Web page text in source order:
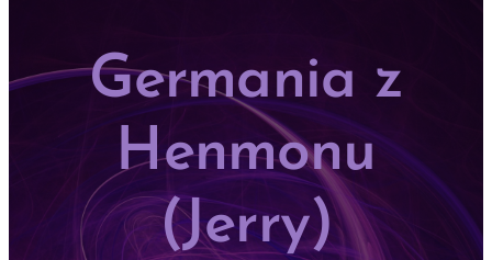
Germania z
Henmonu
(Jerry)